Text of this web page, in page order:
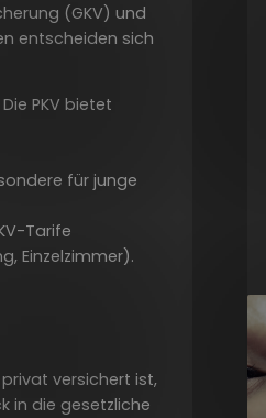
(GKV) und
entscheiden sich
PKV bietet
für junge
Tarife
Einzelzimmer).
versichert ist,
in die gesetzliche